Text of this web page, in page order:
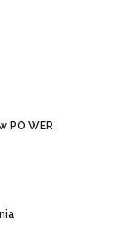
PO WER